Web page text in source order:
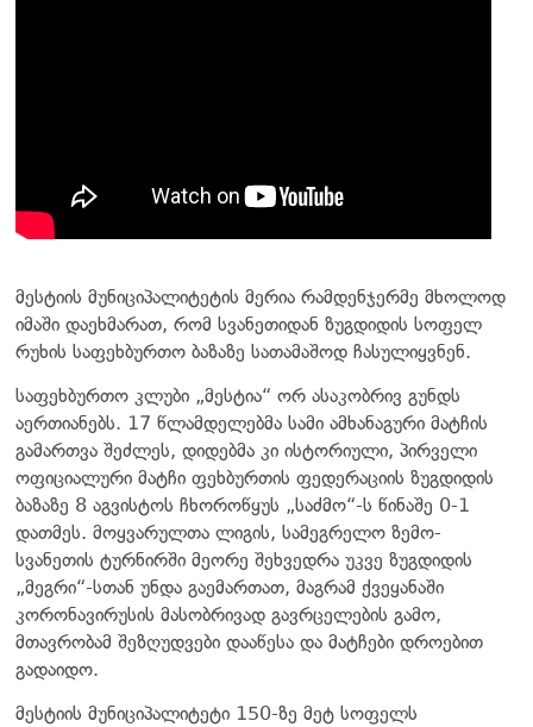
მესტიის მუნიციპალიტეტის მერია რამდენჯერმე მხოლოდ
იმაში დაეხმარათ, რომ სვანეთიდან ზუგდიდის სოფელ
რუხის საფეხბურთო ბაზაზე სათამაშოდ ჩასულიყვნენ.
საფეხბურთო კლუბი „მესტია“ ორ ასაკობრივ გუნდს
აერთიანებს. 17 წლამდელებმა სამი ამხანაგური მატჩის
გამართვა შეძლეს, დიდებმა კი ისტორიული, პირველი
ოფიციალური მატჩი ფეხბურთის ფედერაციის ზუგდიდის
ბაზაზე 8 აგვისტოს ჩხოროწყუს „საძმო“-ს წინაშე 0-1
დათმეს. მოყვარულთა ლიგის, სამეგრელო ზემო-
სვანეთის ტურნირში მეორე შეხვედრა უკვე ზუგდიდის
„მეგრი“-სთან უნდა გაემართათ, მაგრამ ქვეყანაში
კორონავირუსის მასობრივად გავრცელების გამო,
მთავრობამ შეზღუდვები დააწესა და მატჩები დროებით
გადაიდო.
მესტიის მუნიციპალიტეტი 150-ზე მეტ სოფელს